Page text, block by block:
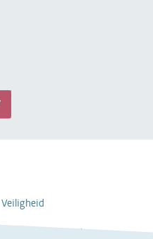
Veiligheid
Dagelijkse verzorging